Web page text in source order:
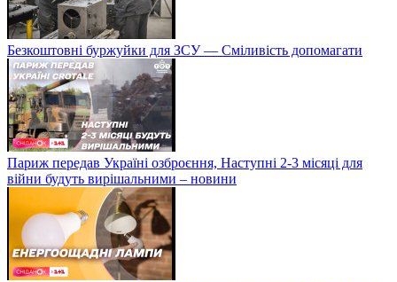
Безкоштовні буржуйки для ЗСУ — Сміливість допомагати
Париж передав Україні озброєння, Наступні 2-3 місяці для
війни будуть вирішальними – новини